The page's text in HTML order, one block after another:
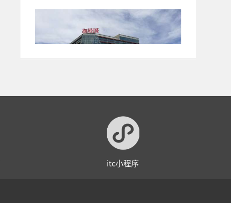
itc数字IP网络广播系统成功应用于浙江省宁波市海
itc小程序